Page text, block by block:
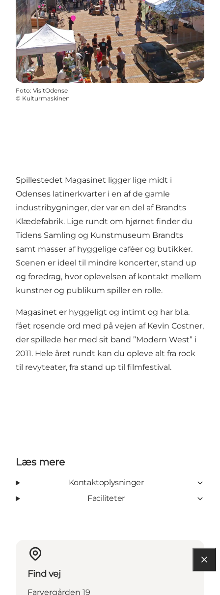
Foto: VisitOdense
© Kulturmaskinen
Spillestedet Magasinet ligger lige midt i
Odenses latinerkvarter i en af de gamle
industribygninger, der var en del af Brandts
Klædefabrik. Lige rundt om hjørnet finder du
Tidens Samling og Kunstmuseum Brandts
samt masser af hyggelige caféer og butikker.
Scenen er ideel til mindre koncerter, stand up
og foredrag, hvor oplevelsen af kontakt mellem
kunstner og publikum spiller en rolle.
Magasinet er hyggeligt og intimt og har bl.a.
fået rosende ord med på vejen af Kevin Costner,
der spillede her med sit band ”Modern West” i
2011. Hele året rundt kan du opleve alt fra rock
til revyteater, fra stand up til filmfestival.
Læs mere
Kontaktoplysninger
Faciliteter
Find vej
Farvergården 19